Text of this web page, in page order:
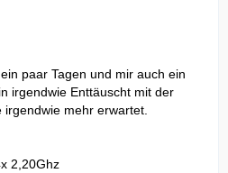
paar Tagen und mir auch ein
irgendwie Enttäuscht mit der
mehr erwartet.
2,20Ghz